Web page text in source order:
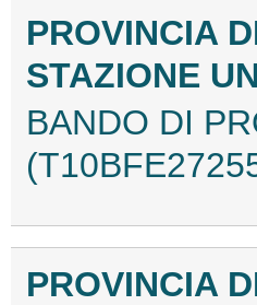
PROVINCIA
STAZIONE
BANDO DI
PROVINCIA